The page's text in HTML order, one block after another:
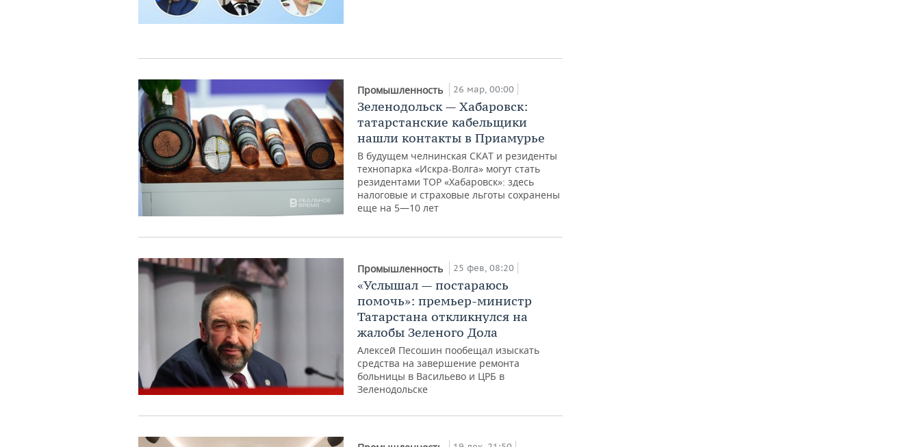
Промышленность 26 мар, 00:00
Зеленодольск — Хабаровск:
татарстанские кабельщики
нашли контакты в Приамурье
В будущем челнинская СКАТ и резиденты
технопарка «Искра-Волга» могут стать
резидентами ТОР «Хабаровск»: здесь
налоговые и страховые льготы сохранены
еще на 5—10 лет
Промышленность 25 фев, 08:20
«Услышал — постараюсь
помочь»: премьер-министр
Татарстана откликнулся на
жалобы Зеленого Дола
Алексей Песошин пообещал изыскать
средства на завершение ремонта
больницы в Васильево и ЦРБ в
Зеленодольске